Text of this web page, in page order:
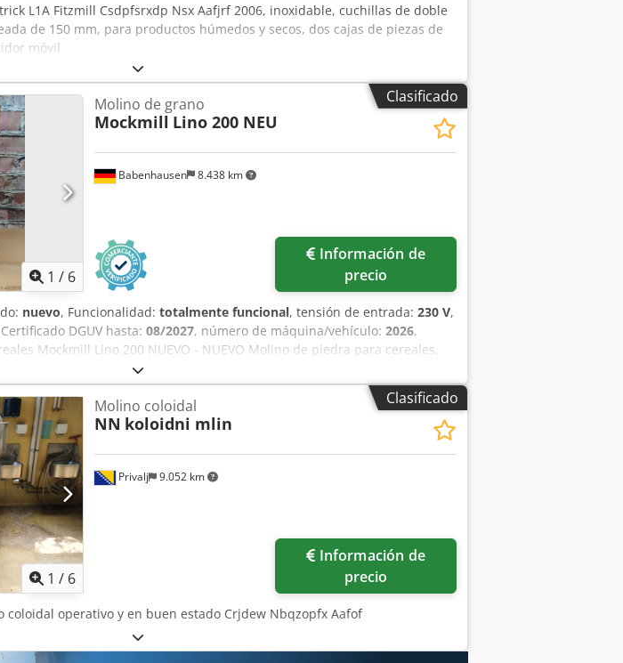
L1A Fitzmill Csdpfsrxdp Nsx Aafjrf 2006, inoxidable, cuchillas de doble
de 150 mm, para productos húmedos y secos, dos cajas de piezas de
móvil
Clasificado
1 / 6
Babenhausen 8.438 km
Molino de grano
Mockmill Lino 200 NEU
precio
nuevo, Funcionalidad: totalmente funcional, tensión de entrada: 230 V,
DGUV hasta: 08/2027, número de máquina/vehículo: 2026,
Mockmill Lino 200 NUEVO - NUEVO Molino de piedra para cereales,
mesa, modelo Lino 200 Turbina de molienda con una capacidad de:
Crsdpfefxk Tqjx Aafef Ajuste del grado de molienda: ajustable de forma
grueso Conexión de 220 V Dimensiones: 208 x 242 x 380 mm (ancho x
con garantía y servicio técnico ¡Visite nuestra tienda Milbrandt, que
de panadería y una amplia variedad de máquinas y equipos para
Clasificado
1 / 6
Privalj 9.052 km
Molino coloidal
NN koloidni mlin
precio
coloidal operativo y en buen estado Crjdew Nbqzopfx Aafof